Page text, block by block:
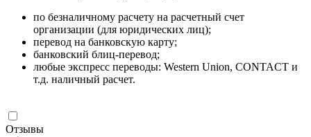
по безналичному расчету на расчетный счет
организации (для юридических лиц);
перевод на банковскую карту;
банковский блиц-перевод;
любые экспресс переводы: Western Union, CONTACT и
т.д. наличный расчет.
Отзывы